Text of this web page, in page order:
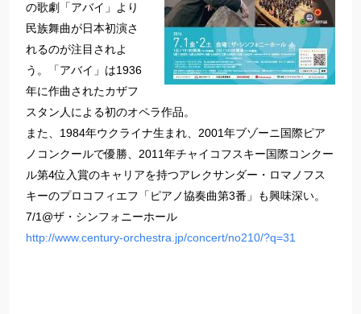
の歌劇「アバイ」より
民族舞曲が日本初演さ
れるのが注目されよ
う。「アバイ」は1936
年に作曲されたカザフ
スタン人による初のオペラ作品。
また、1984年ウクライナ生まれ、2001年ブゾーニ国際ピア
ノコンクールで優勝、2011年チャイコフスキー国際コンクー
ル第4位入賞のキャリアを持つアレクサンダー・ロマノフス
キーのプロコフィエフ「ピアノ協奏曲第3番」も興味深い。
7/1@ザ・シンフォニーホール
http://www.century-orchestra.jp/concert/no210/?q=31